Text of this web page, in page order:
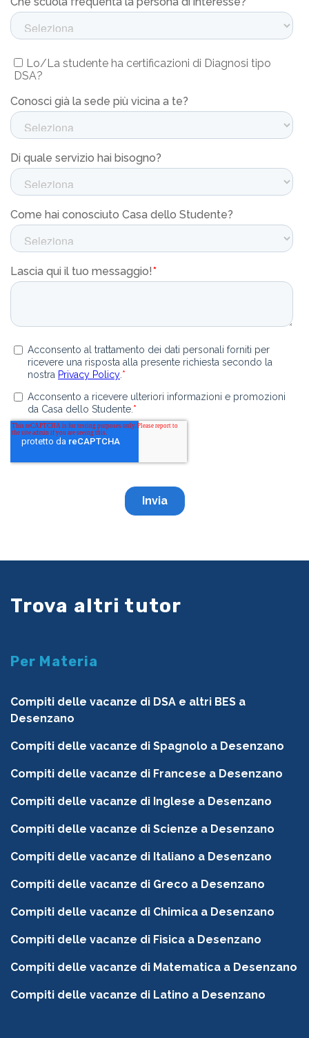
Trova altri tutor
Per Materia
Compiti delle vacanze di DSA e altri BES a
Desenzano
Compiti delle vacanze di Spagnolo a Desenzano
Compiti delle vacanze di Francese a Desenzano
Compiti delle vacanze di Inglese a Desenzano
Compiti delle vacanze di Scienze a Desenzano
Compiti delle vacanze di Italiano a Desenzano
Compiti delle vacanze di Greco a Desenzano
Compiti delle vacanze di Chimica a Desenzano
Compiti delle vacanze di Fisica a Desenzano
Compiti delle vacanze di Matematica a Desenzano
Compiti delle vacanze di Latino a Desenzano